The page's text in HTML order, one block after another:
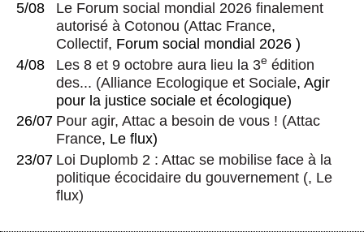
5/08
Le Forum social mondial 2026 finalement
autorisé à Cotonou (Attac France,
Collectif, Forum social mondial 2026 )
4/08
Les 8 et 9 octobre aura lieu la 3e édition
des... (Alliance Ecologique et Sociale, Agir
pour la justice sociale et écologique)
26/07 Pour agir, Attac a besoin de vous ! (Attac
France, Le flux)
23/07 Loi Duplomb 2 : Attac se mobilise face à la
politique écocidaire du gouvernement (, Le
flux)